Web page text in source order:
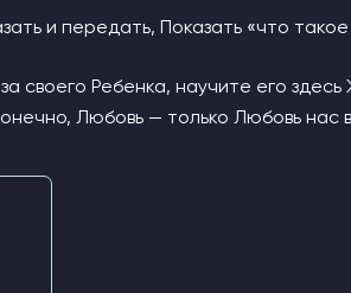
и передать, Показать «что
своего Ребенка, научите его
Любовь — только Любовь нас